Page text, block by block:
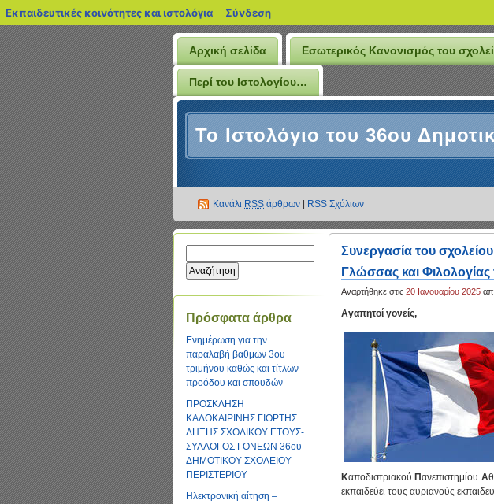
Εκπαιδευτικές κοινότητες και ιστολόγια blogs.sch.gr
Σύνδεση
Αρχική σελίδα Εσωτερικός Κανονισμός του
Περί του Ιστολογίου…
Το Ιστολόγιο του 36ου
Κανάλι RSS άρθρων RSS Σχόλιων
Πρόσφατα άρθρα
Ενημέρωση για την
παραλαβή βαθμών 3ου
τριμήνου καθώς και τίτλων
προόδου και σπουδών
ΠΡΟΣΚΛΗΣΗ
ΚΑΛΟΚΑΙΡΙΝΗΣ ΓΙΟΡΤΗΣ
ΛΗΞΗΣ ΣΧΟΛΙΚΟΥ ΕΤΟΥΣ-
ΣΥΛΛΟΓΟΣ ΓΟΝΕΩΝ 36ου
ΔΗΜΟΤΙΚΟΥ ΣΧΟΛΕΙΟΥ
ΠΕΡΙΣΤΕΡΙΟΥ
Ηλεκτρονική αίτηση –
Συνεργασία του
Γλώσσας και
Αναρτήθηκε στις 20 Ιανουαρίου 2025
Αγαπητοί γονείς,
Καποδιστριακού Πανεπιστημίου Α
εκπαιδεύει τους αυριανούς